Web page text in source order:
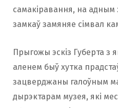
самакіравання, на адным
замкаў замяняе сімвал
Прыгожы эскіз Губерта з
аленем быў хутка
зацверджаны галоўным
дырэктарам музея, які